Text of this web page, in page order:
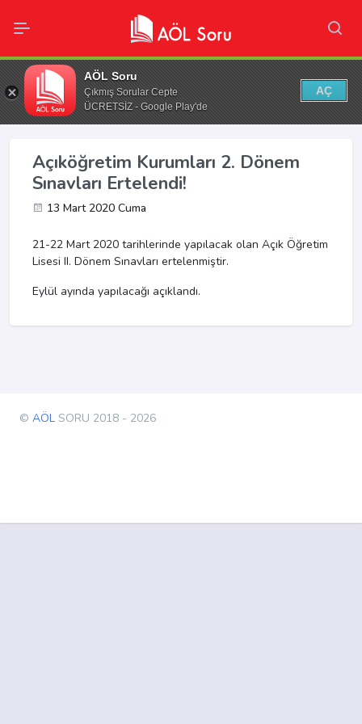
AÖL Soru
Çıkmış Sorular Cepte
ÜCRETSİZ - Google Play'de
AÇ
Açıköğretim Kurumları 2. Dönem
Sınavları Ertelendi!
13 Mart 2020 Cuma
21-22 Mart 2020 tarihlerinde yapılacak olan Açık Öğretim
Lisesi II. Dönem Sınavları ertelenmiştir.
Eylül ayında yapılacağı açıklandı.
© AÖL SORU 2018 - 2026